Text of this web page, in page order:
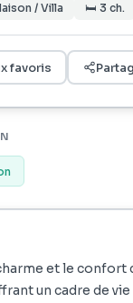
/ Villa 🛏 3 ch.
favoris
et le confort
un cadre de